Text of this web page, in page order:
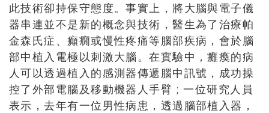
此技術卻持保守態度。事實上，將大腦與電子儀
器串連並不是新的概念與技術，醫生為了治療帕
金森氏症、癲癇或慢性疼痛等腦部疾病，會於腦
部中植入電極以刺激大腦。在實驗中，癱瘓的病
人可以透過植入的感測器傳遞腦中訊號，成功操
控了外部電腦及移動機器人手臂 ; 一位研究人員
表示，去年有一位男性病患，透過腦部植入器，